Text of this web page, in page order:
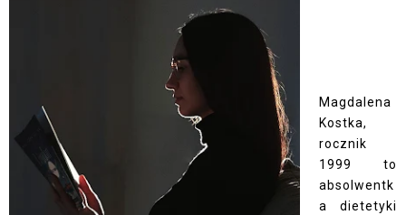
Magdalena
Kostka,
rocznik
1999 to
absolwentk
a dietetyki